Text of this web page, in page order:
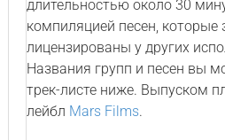
длительностью около 30
компиляцией песен, которые
лицензированы у других
Названия групп и песен вы
трек-листе ниже. Выпуском
лейбл Mars Films.